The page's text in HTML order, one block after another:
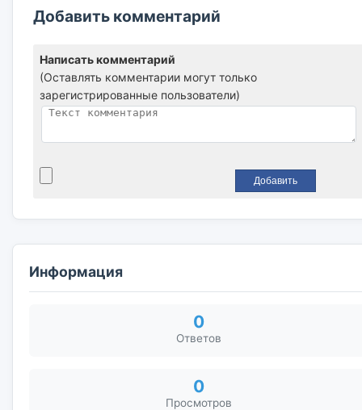
Добавить комментарий
Написать комментарий
(Оставлять комментарии могут только
зарегистрированные пользователи)
Информация
0
Ответов
0
Просмотров